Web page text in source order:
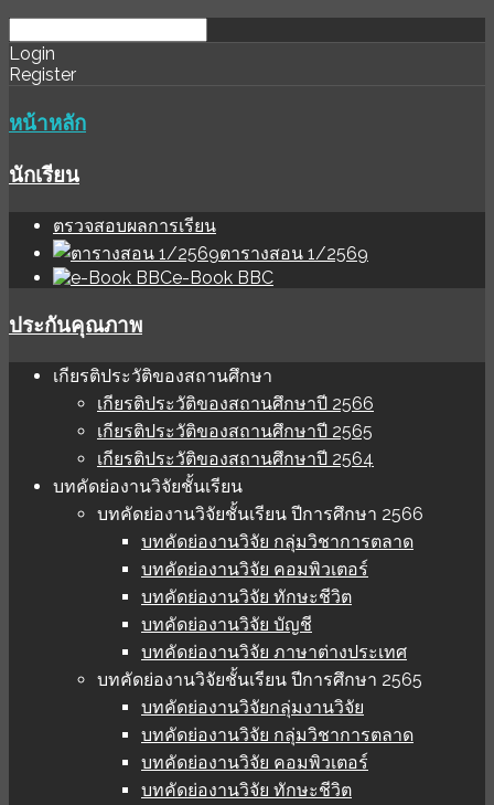
download
software
ihale
sınır
Login
Register
หน้าหลัก
นักเรียน
ตรวจสอบผลการเรียน
ตารางสอน 1/2569
e-Book BBC
ประกันคุณภาพ
เกียรติประวัติของสถานศึกษา
เกียรติประวัติของสถานศึกษาปี 2566
เกียรติประวัติของสถานศึกษาปี 2565
เกียรติประวัติของสถานศึกษาปี 2564
บทคัดย่องานวิจัยชั้นเรียน
บทคัดย่องานวิจัยชั้นเรียน ปีการศึกษา 2566
บทคัดย่องานวิจัย กลุ่มวิชาการตลาด
บทคัดย่องานวิจัย คอมพิวเตอร์
บทคัดย่องานวิจัย ทักษะชีวิต
บทคัดย่องานวิจัย บัญชี
บทคัดย่องานวิจัย ภาษาต่างประเทศ
บทคัดย่องานวิจัยชั้นเรียน ปีการศึกษา 2565
บทคัดย่องานวิจัยกลุ่มงานวิจัย
บทคัดย่องานวิจัย กลุ่มวิชาการตลาด
บทคัดย่องานวิจัย คอมพิวเตอร์
บทคัดย่องานวิจัย ทักษะชีวิต